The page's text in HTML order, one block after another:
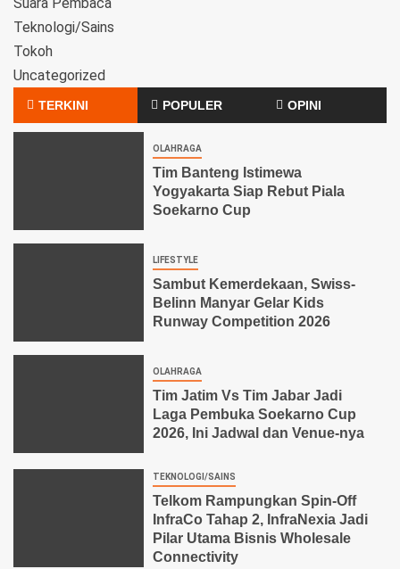
Teknologi/Sains
Tokoh
Uncategorized
TERKINI POPULER OPINI
OLAHRAGA
Tim Banteng Istimewa
Yogyakarta Siap Rebut Piala
Soekarno Cup
LIFESTYLE
Sambut Kemerdekaan, Swiss-
Belinn Manyar Gelar Kids
Runway Competition 2026
OLAHRAGA
Tim Jatim Vs Tim Jabar Jadi
Laga Pembuka Soekarno Cup
2026, Ini Jadwal dan Venue-nya
TEKNOLOGI/SAINS
Telkom Rampungkan Spin-Off
InfraCo Tahap 2, InfraNexia Jadi
Pilar Utama Bisnis Wholesale
Connectivity